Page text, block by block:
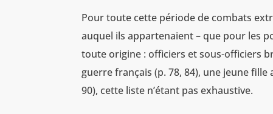
Pour toute cette période de combats
auquel ils appartenaient – que pour les
toute origine : officiers et sous-officiers
guerre français (p. 78, 84), une jeune
90), cette liste n’étant pas exhaustive.